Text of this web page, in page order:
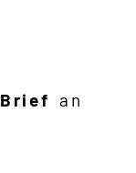
Brief
an